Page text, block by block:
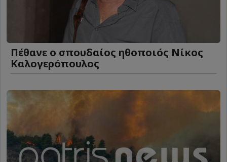
Πέθανε ο σπουδαίος ηθοποιός Νίκος
Καλογερόπουλος